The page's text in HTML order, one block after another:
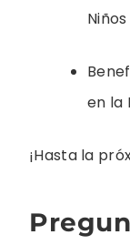
Niños
en la
¡Hasta la